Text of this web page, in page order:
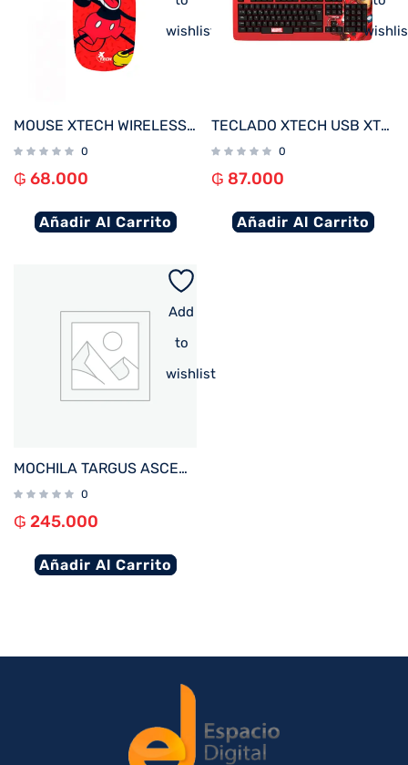
wishlist
MOUSE XTECH WIRELESS XTM-D340MK MICKEY MOUSE XTECH 1600DPI/4 BOT/ROJO
0
₲ 68.000
Añadir Al Carrito
TECLADO XTECH USB XTK-M401IM IRON MAN ESP/ROJO/MULTIMEDIA
0
₲ 87.000
Añadir Al Carrito
Add
to
wishlist
MOCHILA TARGUS ASCEND NEGRO 16″
0
₲ 245.000
Añadir Al Carrito